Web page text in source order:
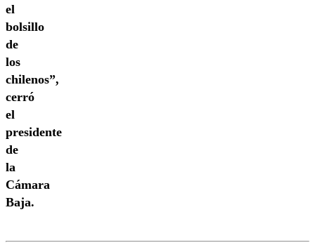
el
bolsillo
de
los
chilenos”,
cerró
el
presidente
de
la
Cámara
Baja.